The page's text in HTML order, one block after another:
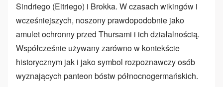
Sindriego (Eitriego) i Brokka. W czasach wikingów i
wcześniejszych, noszony prawdopodobnie jako
amulet ochronny przed Thursami i ich działalnością.
Współcześnie używany zarówno w kontekście
historycznym jak i jako symbol rozpoznawczy osób
wyznających panteon bóstw północnogermańskich.